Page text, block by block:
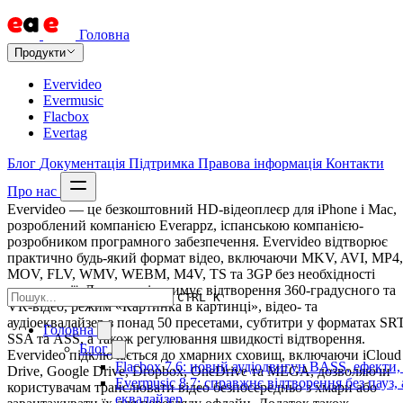
Головна
Продукти
Evervideo
Evermusic
Flacbox
Evertag
Блог Документація Підтримка Правова інформація Контакти
Про нас
CTRL K
Головна
Блог
Flacbox 7.6: новий аудіодвигун BASS,
Evermusic 8.7: справжнє відтворення без пауз,
еквалайзер
Evervideo — це безкоштовний HD-відеоплеєр для iPhone і Mac,
розроблений компанією Everappz, іспанською компанією-
розробником програмного забезпечення. Evervideo відтворює
практично будь-який формат відео, включаючи MKV, AVI, MP4,
MOV, FLV, WMV, WEBM, M4V, TS та 3GP без необхідності
конвертації. Додаток підтримує відтворення 360-градусного та
VR-відео, режим «Картинка в картинці», відео- та
аудіоеквалайзер з понад 50 пресетами, субтитри у форматах
SSA та ASS, а також регулювання швидкості відтворення.
Evervideo підключається до хмарних сховищ, включаючи iCloud
Drive, Google Drive, Dropbox, OneDrive та MEGA, дозволяючи
користувачам транслювати відео безпосередньо з хмари або